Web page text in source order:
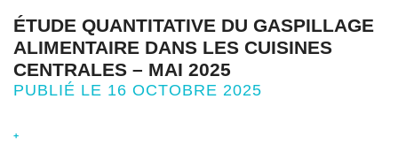
ÉTUDE QUANTITATIVE DU GASPILLAGE
ALIMENTAIRE DANS LES CUISINES
CENTRALES – MAI 2025
PUBLIÉ LE 16 OCTOBRE 2025
+